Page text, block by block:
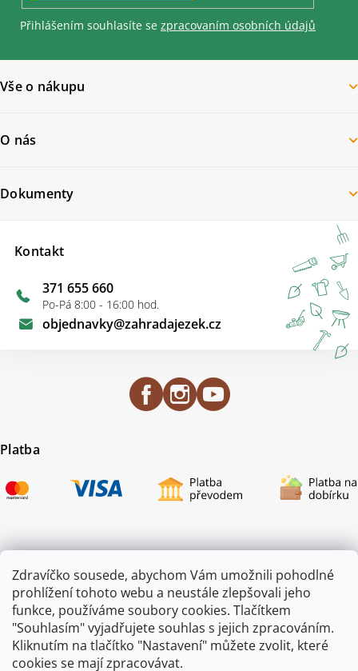
Zdravíčko sousede, abychom Vám umožnili pohodlné
prohlížení tohoto webu a neustále zlepšovali jeho
funkce, používáme soubory cookies. Tlačítkem
"Souhlasím" vyjadřujete souhlas s jejich zpracováním.
Kliknutím na tlačítko "Nastavení" můžete zvolit, které
cookies se mají zpracovávat.
Přihlášením souhlasíte se zpracovaním osobních údajů
Vše o nákupu
O nás
Kontakt
objednavky@zahradajezek.cz
371 655 660
Po-Pá 8:00 - 16:00 hod.
Dokumenty
Platba
Certifikace